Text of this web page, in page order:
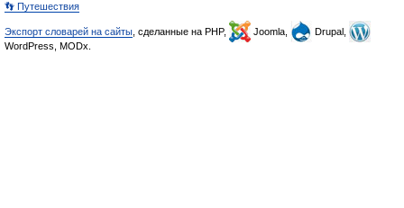
👣 Путешествия
Экспорт словарей на сайты , сделанные на PHP, Joomla,
Drupal,
WordPress, MODx.